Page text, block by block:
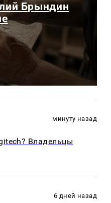
Брындин
минуту назад
Владельцы
6 дней назад